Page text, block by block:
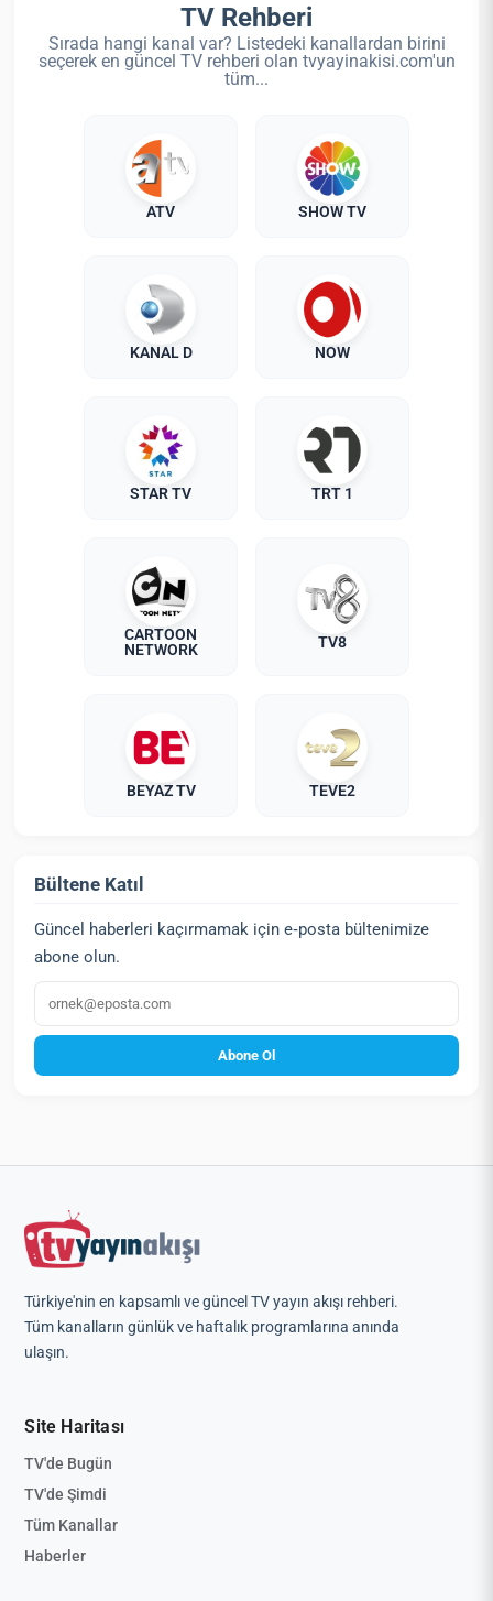
TV Rehberi
Sırada hangi kanal var? Listedeki kanallardan birini
seçerek en güncel TV rehberi olan tvyayinakisi.com'un
tüm...
ATV SHOW TV
KANAL D NOW
STAR TV TRT 1
CARTOON
NETWORK
TV8
BEYAZ TV TEVE2
Bültene Katıl
Güncel haberleri kaçırmamak için e‑posta bültenimize
abone olun.
E‑posta
Abone Ol
Türkiye'nin en kapsamlı ve güncel TV yayın akışı rehberi.
Tüm kanalların günlük ve haftalık programlarına anında
ulaşın.
Site Haritası
TV'de Bugün
TV'de Şimdi
Tüm Kanallar
Haberler